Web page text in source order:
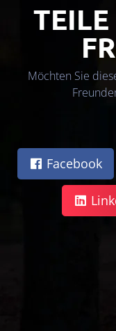
Möchten Sie
Facebook